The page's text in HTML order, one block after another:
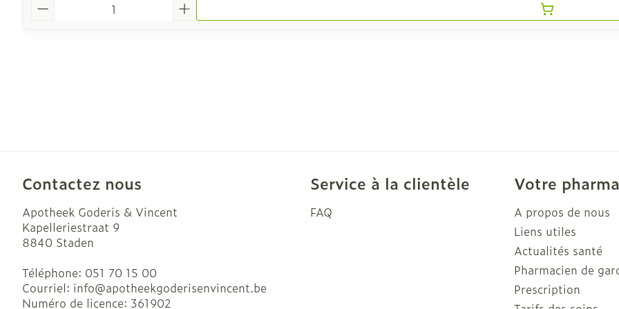
Contactez nous
Apotheek Goderis & Vincent
Kapelleriestraat 9
8840 Staden
Téléphone: 051 70 15 00
Courriel: info@apotheekgoderisenvincent.be
Numéro de licence: 361902
Service à la clientèle
FAQ
Votre
A propos de nous
Liens utiles
Actualités santé
Pharmacien de
Prescription